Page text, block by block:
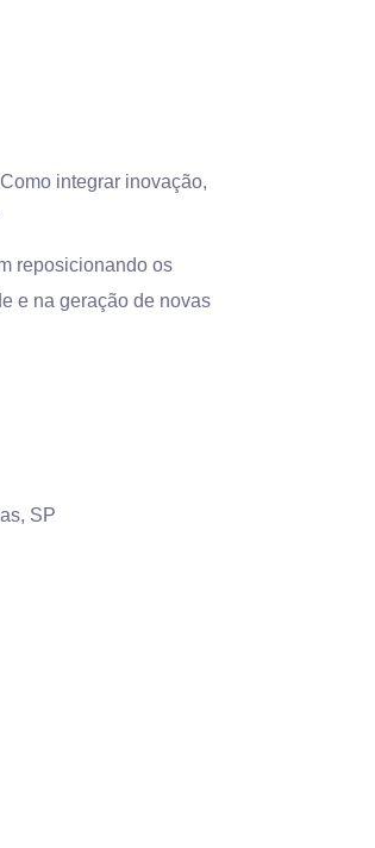
integrar inovação,
reposicionando os
e na geração de novas
SP